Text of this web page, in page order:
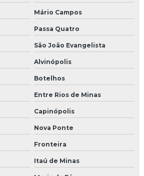
Mário Campos
Passa Quatro
São João Evangelista
Alvinópolis
Botelhos
Entre Rios de Minas
Capinópolis
Nova Ponte
Fronteira
Itaú de Minas